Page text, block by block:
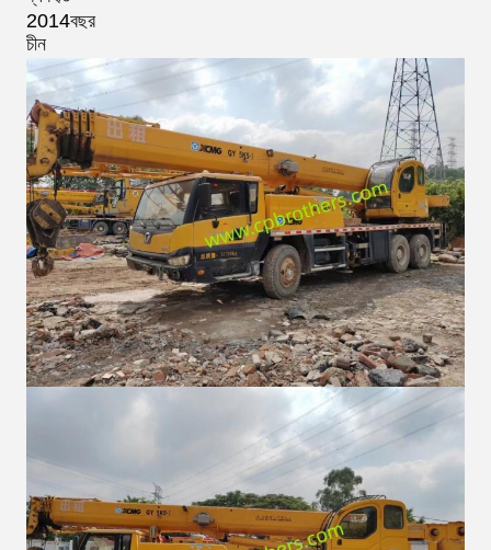
2014বছর
চীন